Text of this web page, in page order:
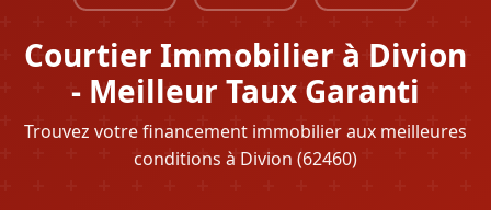
Courtier Immobilier à Divion
- Meilleur Taux Garanti
Trouvez votre financement immobilier aux meilleures
conditions à Divion (62460)